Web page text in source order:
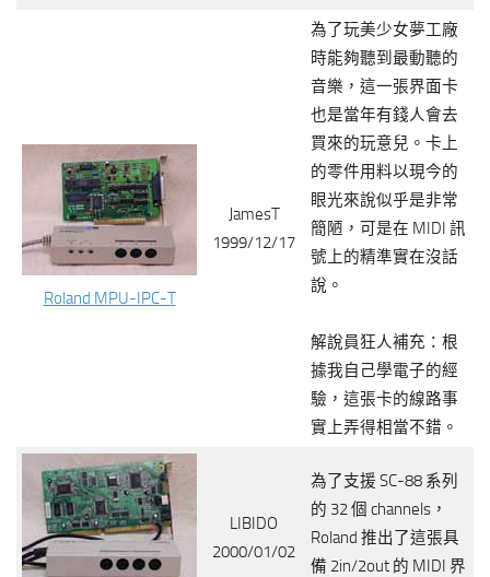
Roland MPU-IPC-T
JamesT
1999/12/17
為了玩美少女夢工廠
時能夠聽到最動聽的
音樂，這一張界面卡
也是當年有錢人會去
買來的玩意兒。卡上
的零件用料以現今的
眼光來說似乎是非常
簡陋，可是在 MIDI 訊
號上的精準實在沒話
說。
解說員狂人補充：根
據我自己學電子的經
驗，這張卡的線路事
實上弄得相當不錯。
LIBIDO
2000/01/02
為了支援 SC-88 系列
的 32 個 channels，
Roland 推出了這張具
備 2in/2out 的 MIDI 界